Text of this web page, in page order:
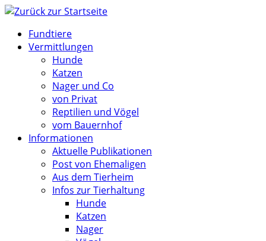
Zum
springenFundtiere
Vermittlungen
Hunde
Katzen
Nager und Co
von Privat
Reptilien und Vögel
vom Bauernhof
Informationen
Aktuelle Publikationen
Post von Ehemaligen
Aus dem Tierheim
Infos zur Tierhaltung
Hunde
Katzen
Nager